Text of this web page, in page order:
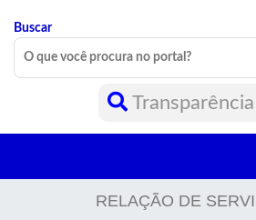
Buscar
Transparência
RELAÇÃO DE